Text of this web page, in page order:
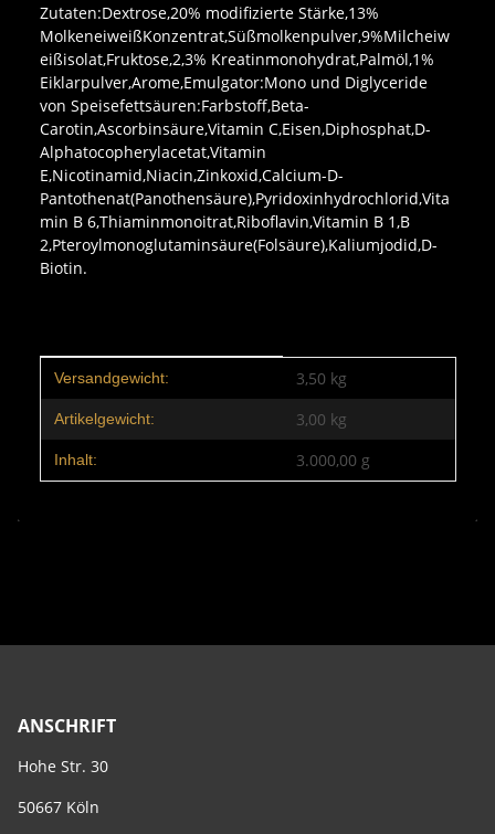
Zutaten:Dextrose,20% modifizierte Stärke,13%
MolkeneiweißKonzentrat,Süßmolkenpulver,9%Milcheiw
eißisolat,Fruktose,2,3% Kreatinmonohydrat,Palmöl,1%
Eiklarpulver,Arome,Emulgator:Mono und Diglyceride
von Speisefettsäuren:Farbstoff,Beta-
Carotin,Ascorbinsäure,Vitamin C,Eisen,Diphosphat,D-
Alphatocopherylacetat,Vitamin
E,Nicotinamid,Niacin,Zinkoxid,Calcium-D-
Pantothenat(Panothensäure),Pyridoxinhydrochlorid,Vita
min B 6,Thiaminmonoitrat,Riboflavin,Vitamin B 1,B
2,Pteroylmonoglutaminsäure(Folsäure),Kaliumjodid,D-
Biotin.
Produkteigenschaft
Wert
Versandgewicht: 3,50 kg
Artikelgewicht: 3,00 kg
Inhalt: 3.000,00 g
ANSCHRIFT
Hohe Str. 30
50667 Köln